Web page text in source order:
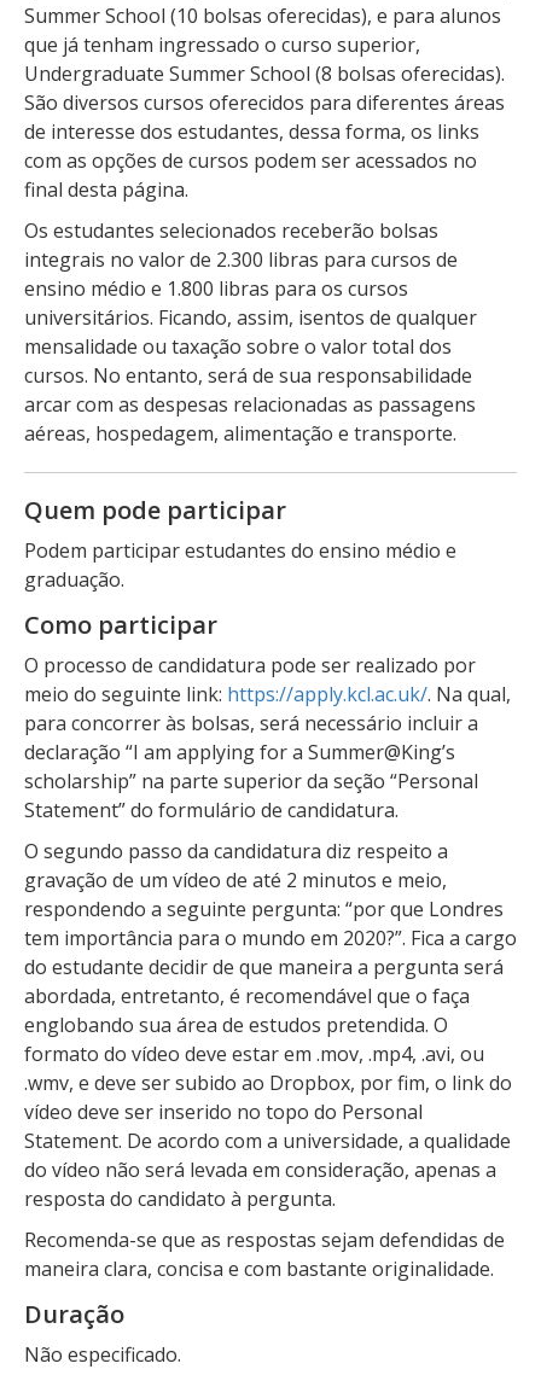
Summer School (10 bolsas oferecidas), e para alunos
que já tenham ingressado o curso superior,
Undergraduate Summer School (8 bolsas oferecidas).
São diversos cursos oferecidos para diferentes áreas
de interesse dos estudantes, dessa forma, os links
com as opções de cursos podem ser acessados no
final desta página.
Os estudantes selecionados receberão bolsas
integrais no valor de 2.300 libras para cursos de
ensino médio e 1.800 libras para os cursos
universitários. Ficando, assim, isentos de qualquer
mensalidade ou taxação sobre o valor total dos
cursos. No entanto, será de sua responsabilidade
arcar com as despesas relacionadas as passagens
aéreas, hospedagem, alimentação e transporte.
Quem pode participar
Podem participar estudantes do ensino médio e
graduação.
Como participar
O processo de candidatura pode ser realizado por
meio do seguinte link: https://apply.kcl.ac.uk/. Na qual,
para concorrer às bolsas, será necessário incluir a
declaração “I am applying for a Summer@King’s
scholarship” na parte superior da seção “Personal
Statement” do formulário de candidatura.
O segundo passo da candidatura diz respeito a
gravação de um vídeo de até 2 minutos e meio,
respondendo a seguinte pergunta: “por que Londres
tem importância para o mundo em 2020?”. Fica a cargo
do estudante decidir de que maneira a pergunta será
abordada, entretanto, é recomendável que o faça
englobando sua área de estudos pretendida. O
formato do vídeo deve estar em .mov, .mp4, .avi, ou
.wmv, e deve ser subido ao Dropbox, por fim, o link do
vídeo deve ser inserido no topo do Personal
Statement. De acordo com a universidade, a qualidade
do vídeo não será levada em consideração, apenas a
resposta do candidato à pergunta.
Recomenda-se que as respostas sejam defendidas de
maneira clara, concisa e com bastante originalidade.
Duração
Não especificado.